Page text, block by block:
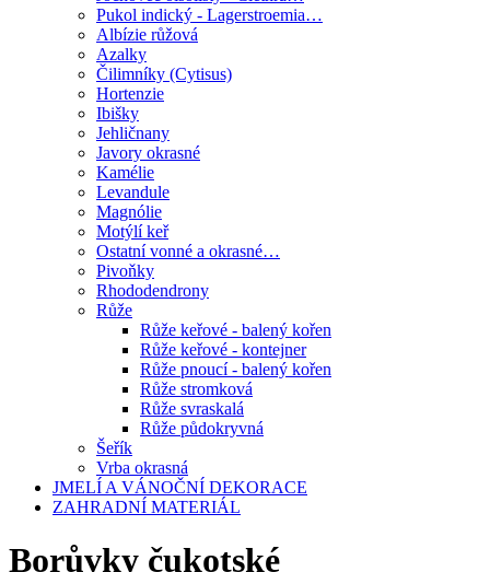
Pukol indický - Lagerstroemia…
Albízie růžová
Azalky
Čilimníky (Cytisus)
Hortenzie
Ibišky
Jehličnany
Javory okrasné
Kamélie
Levandule
Magnólie
Motýlí keř
Ostatní vonné a okrasné…
Pivoňky
Rhododendrony
Růže
Růže keřové - balený kořen
Růže keřové - kontejner
Růže pnoucí - balený kořen
Růže stromková
Růže svraskalá
Růže půdokryvná
Šeřík
Vrba okrasná
JMELÍ A VÁNOČNÍ DEKORACE
ZAHRADNÍ MATERIÁL
Borůvky čukotské